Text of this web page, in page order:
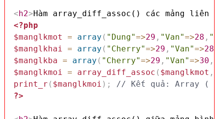
<h2>Hàm array_diff_assoc() các mảng liên
<?php
$manglkmot
= array ( "Dung"=>29 , "Van"=>28 ,
$manglkhai = array ( "Cherry"=>29 , "Van"=>28
$manglkba = array ( "Cherry"=>29 , "Van"=>30 ,
$manglkmoi = array_diff_assoc ( $manglkmot ,
print_r ( $manglkmoi ) ;
// Kết quả: Array (
?>